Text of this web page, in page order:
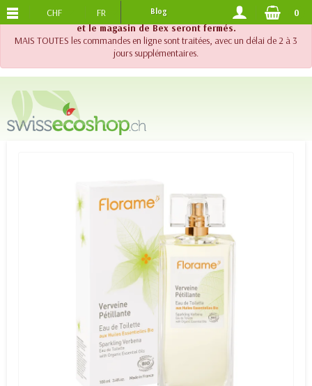
!! Important !! Jusqu'au 20 août 2026, le support téléphonique
et le magasin de Bex seront fermés.
MAIS TOUTES les commandes en ligne sont traitées, avec un délai de 2 à 3
jours supplémentaires.
PORTS OFFERTS DES 120.-
CHF FR Blog 0